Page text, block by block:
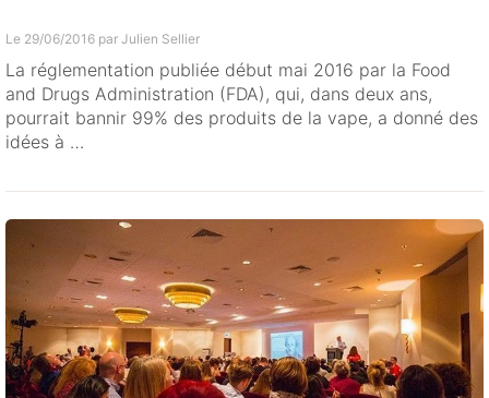
Le 29/06/2016 par Julien Sellier
La réglementation publiée début mai 2016 par la Food
and Drugs Administration (FDA), qui, dans deux ans,
pourrait bannir 99% des produits de la vape, a donné des
idées à …